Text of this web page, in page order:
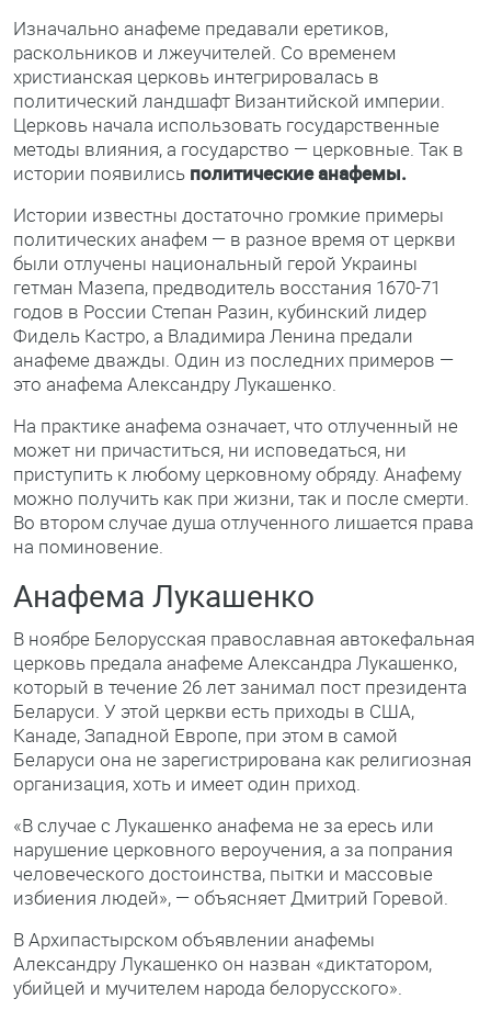
Изначально анафеме предавали еретиков,
раскольников и лжеучителей. Со временем
христианская церковь интегрировалась в
политический ландшафт Византийской империи.
Церковь начала использовать государственные
методы влияния, а государство — церковные. Так в
истории появились политические анафемы.
Истории известны достаточно громкие примеры
политических анафем — в разное время от церкви
были отлучены национальный герой Украины
гетман Мазепа, предводитель восстания 1670-71
годов в России Степан Разин, кубинский лидер
Фидель Кастро, а Владимира Ленина предали
анафеме дважды. Один из последних примеров —
это анафема Александру Лукашенко.
На практике анафема означает, что отлученный не
может ни причаститься, ни исповедаться, ни
приступить к любому церковному обряду. Анафему
можно получить как при жизни, так и после смерти.
Во втором случае душа отлученного лишается права
на поминовение.
Анафема Лукашенко
В ноябре Белорусская православная автокефальная
церковь предала анафеме Александра Лукашенко,
который в течение 26 лет занимал пост президента
Беларуси. У этой церкви есть приходы в США,
Канаде, Западной Европе, при этом в самой
Беларуси она не зарегистрирована как религиозная
организация, хоть и имеет один приход.
«В случае с Лукашенко анафема не за ересь или
нарушение церковного вероучения, а за попрания
человеческого достоинства, пытки и массовые
избиения людей», — объясняет Дмитрий Горевой.
В Архипастырском объявлении анафемы
Александру Лукашенко он назван «диктатором,
убийцей и мучителем народа белорусского».